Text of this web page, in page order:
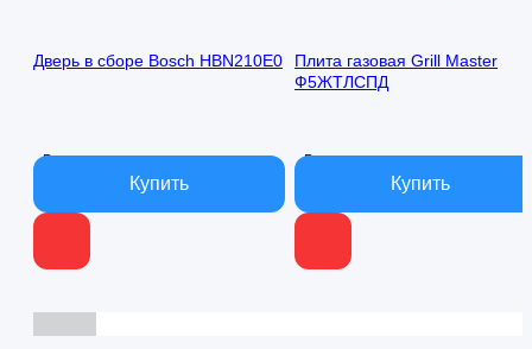
Дверь в сборе Bosch HBN210E0
В наличии
45
000 ₽.
Плита газовая Grill Master
Ф5ЖТЛСПД
В наличии